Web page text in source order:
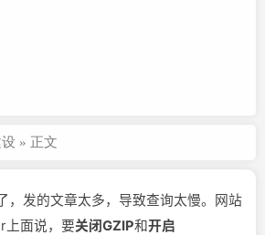
» 正文
，发的文章太多，导致查询太慢。网站
面说，要关闭GZIP和开启